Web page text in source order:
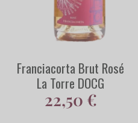
Franciacorta Brut Rosé
La Torre DOCG
22,50 €